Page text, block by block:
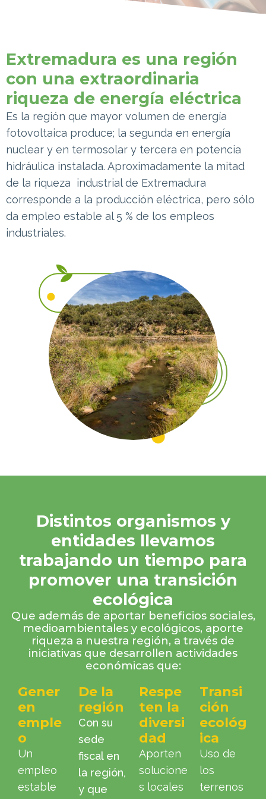
Extremadura es una región
con una extraordinaria
riqueza de energía eléctrica
Es la región que mayor volumen de energía
fotovoltaica produce; la segunda en energía
nuclear y en termosolar y tercera en potencia
hidráulica instalada. Aproximadamente la mitad
de la riqueza industrial de Extremadura
corresponde a la producción eléctrica, pero sólo
da empleo estable al 5 % de los empleos
industriales.
Distintos organismos y
entidades llevamos
trabajando un tiempo para
promover una transición
ecológica
Que además de aportar beneficios sociales,
medioambientales y ecológicos, aporte
riqueza a nuestra región, a través de
iniciativas que desarrollen actividades
económicas que:
Gener
en
emple
o
Un
empleo
estable
De la
región
Con su
sede
fiscal en
la región,
y que
Respe
ten la
diversi
dad
Aporten
solucione
s locales
Transi
ción
ecológ
ica
Uso de
los
terrenos